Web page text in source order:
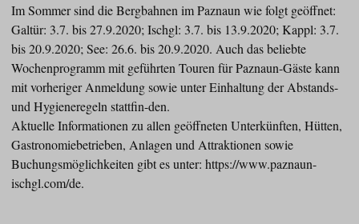
Im Sommer sind die Bergbahnen im Paznaun wie folgt geöffnet:
Galtür: 3.7. bis 27.9.2020; Ischgl: 3.7. bis 13.9.2020; Kappl: 3.7.
bis 20.9.2020; See: 26.6. bis 20.9.2020. Auch das beliebte
Wochenprogramm mit geführten Touren für Paznaun-Gäste kann
mit vorheriger Anmeldung sowie unter Einhaltung der Abstands-
und Hygieneregeln stattfin-den.
Aktuelle Informationen zu allen geöffneten Unterkünften, Hütten,
Gastronomiebetrieben, Anlagen und Attraktionen sowie
Buchungsmöglichkeiten gibt es unter: https://www.paznaun-
ischgl.com/de.